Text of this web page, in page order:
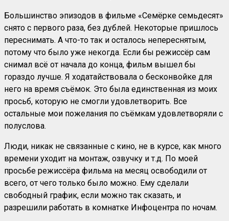
Большинство эпизодов в фильме «Семёрке семьдесят»
снято с первого раза, без дублей. Некоторые пришлось
переснимать. А что-то так и осталось непереснятым,
потому что было уже некогда. Если бы режиссёр сам
снимал всё от начала до конца, фильм вышел бы
гораздо лучше. Я ходатайствовала о бесконвойке для
него на время съёмок. Это была единственная из моих
просьб, которую не смогли удовлетворить. Все
остальные мои пожелания по съёмкам удовлетворяли с
полуслова.
Люди, никак не связанные с кино, не в курсе, как много
времени уходит на монтаж, озвучку и т.д. По моей
просьбе режиссёра фильма на месяц освободили от
всего, от чего только было можно. Ему сделали
свободный график, если можно так сказать, и
разрешили работать в комнатке Инфоцентра по ночам.